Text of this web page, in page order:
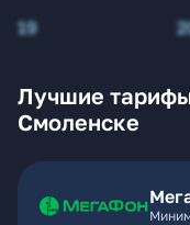
19
Лучшие
Смоленске